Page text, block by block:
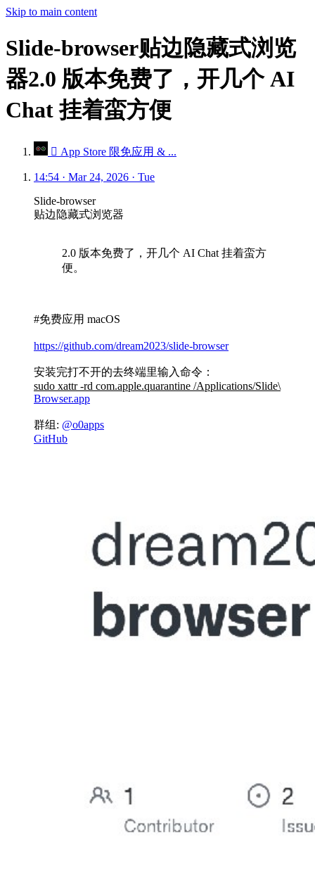
Skip to main content
Slide-browser贴边隐藏式浏览
器2.0 版本免费了，开几个 AI
Chat 挂着蛮方便
 App Store 限免应用 & ...
14:54 · Mar 24, 2026 · Tue
Slide-browser
贴边隐藏式浏览器
2.0 版本免费了，开几个 AI Chat 挂着蛮方
便。
#免费应用 macOS
https://github.com/dream2023/slide-browser
安装完打不开的去终端里输入命令：
sudo xattr -rd com.apple.quarantine /Applications/Slide\
Browser.app
群组: @o0apps
GitHub